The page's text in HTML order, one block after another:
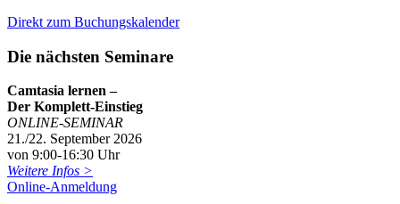
Direkt zum Buchungskalender
Die nächsten Seminare
Camtasia lernen –
Der Komplett-Einstieg
ONLINE-SEMINAR
21./22. September 2026
von 9:00-16:30 Uhr
Weitere Infos >
Online-Anmeldung